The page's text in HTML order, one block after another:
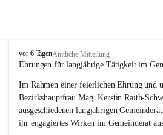
B
u
h
-
S
t
vor 6 TagenAmtliche Mitteilung
Ehrungen für langjährige Tätigkeit im
Im Rahmen einer feierlichen Ehrung und
Bezirkshauptfrau Mag. Kerstin Raith-
ausgeschiedenen langjährigen
ihr engagiertes Wirken im Gemeinderat